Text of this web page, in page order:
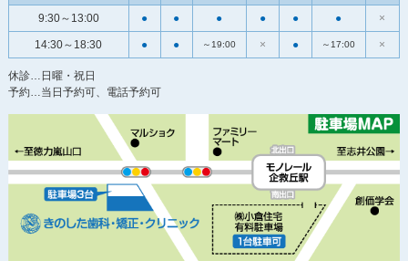
9:30～13:00 ● ● ● ● ● ● ×
14:30～18:30 ● ● ～19:00 × ● ～17:00 ×
休診…日曜・祝日
予約…当日予約可、電話予約可